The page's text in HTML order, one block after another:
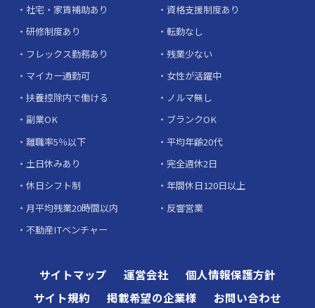
社宅・家賃補助あり
資格支援制度あり
研修制度あり
転勤なし
フレックス勤務あり
残業少ない
マイカー通勤可
女性が活躍中
扶養控除内で働ける
ノルマ無し
副業OK
ブランクOK
離職率5％以下
平均年齢20代
土日休みあり
完全週休2日
休日シフト制
年間休日120日以上
月平均残業20時間以内
反響営業
不動産ITベンチャー
サイトマップ 運営会社
個人情報保護方針
サイト規約
掲載希望の企業様 お問い合わせ